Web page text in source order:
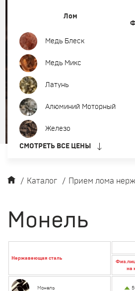
Закупка оргтехники и
Контакты
Прием лома цветных и черных
Лом
Медь Блеск
Медь Микс
Латунь
Алюминий Моторный
Железо
СМОТРЕТЬ ВСЕ ЦЕНЫ
/ Каталог / Прием лома
Монель
Нержавеющая сталь
на
Монель